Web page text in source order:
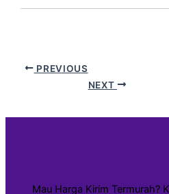
PREVIOUS
NEXT
Mau Harga Kirim Termurah?